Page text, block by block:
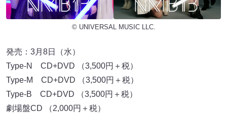
© UNIVERSAL MUSIC LLC.
発売：3月8日（水）
Type-N CD+DVD （3,500円＋税）
Type-M CD+DVD （3,500円＋税）
Type-B CD+DVD （3,500円＋税）
劇場盤CD （2,000円＋税）